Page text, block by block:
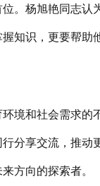
。杨旭艳同志认
知识，更要帮助
境和社会需求的
分享交流，推动
方向的探索者。